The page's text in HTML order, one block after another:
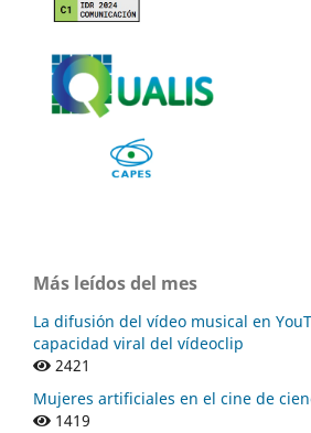
Más leídos del mes
La difusión del vídeo musical en
capacidad viral del vídeoclip
2421
Mujeres artificiales en el cine de
1419